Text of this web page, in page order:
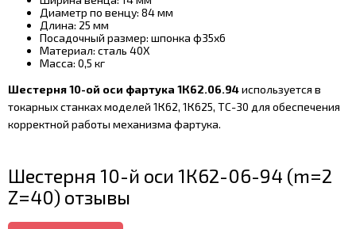
Диаметр по венцу: 84 мм
Длина: 25 мм
Посадочный размер: шпонка ф35х6
Материал: сталь 40Х
Масса: 0,5 кг
Шестерня 10-ой оси фартука 1К62.06.94используется в
токарных станках моделей 1К62, 1К625, ТС-30 для обеспечения
корректной работы механизма фартука.
Шестерня 10-й оси 1К62-06-94 (m=2
Z=40) отзывы